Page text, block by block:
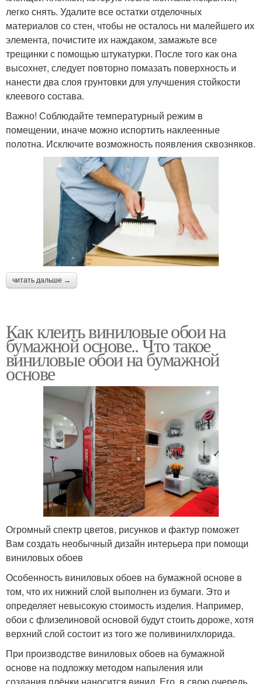
легко снять. Удалите все остатки отделочных
материалов со стен, чтобы не осталось ни малейшего их
элемента, почистите их наждаком, замажьте все
трещинки с помощью штукатурки. После того как она
высохнет, следует повторно помазать поверхность и
нанести два слоя грунтовки для улучшения стойкости
клеевого состава.
Важно! Соблюдайте температурный режим в
помещении, иначе можно испортить наклеенные
полотна. Исключите возможность появления сквозняков.
читать дальше →
Как клеить виниловые обои на
бумажной основе.. Что такое
виниловые обои на бумажной
основе
Огромный спектр цветов, рисунков и фактур поможет
Вам создать необычный дизайн интерьера при помощи
виниловых обоев
Особенность виниловых обоев на бумажной основе в
том, что их нижний слой выполнен из бумаги. Это и
определяет невысокую стоимость изделия. Например,
обои с флизелиновой основой будут стоить дороже, хотя
верхний слой состоит из того же поливинилхлорида.
При производстве виниловых обоев на бумажной
основе на подложку методом напыления или